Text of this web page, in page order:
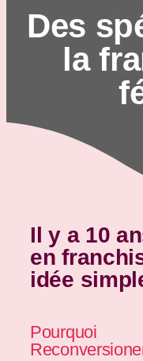
Des
la
Il y a 10
en
idée
Pourquoi